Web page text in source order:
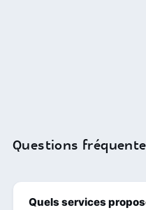
Questions
Quels services